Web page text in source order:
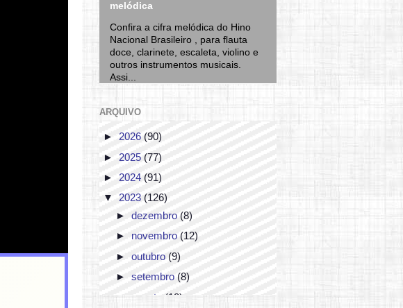
melódica
Confira a cifra melódica do Hino
Nacional Brasileiro , para flauta
doce, clarinete, escaleta, violino e
outros instrumentos musicais.
Assi...
ARQUIVO
► 2026 (90)
► 2025 (77)
► 2024 (91)
▼
2023 (126)
►dezembro (8)
► novembro (12)
►outubro (9)
►setembro (8)
►
agosto (12)